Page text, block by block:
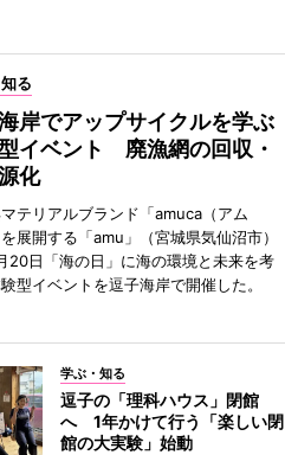
る
岸でアップサイクルを学ぶ
イベント 廃漁網の回収・
化
テリアルブランド「amuca（アム
展開する「amu」（宮城県気仙沼市）
20日「海の日」に海の環境と未来を考
型イベントを逗子海岸で開催した。
学ぶ・知る
逗子の「理科ハウス」閉館
へ 1年かけて行う「楽しい閉
館の大実験」始動